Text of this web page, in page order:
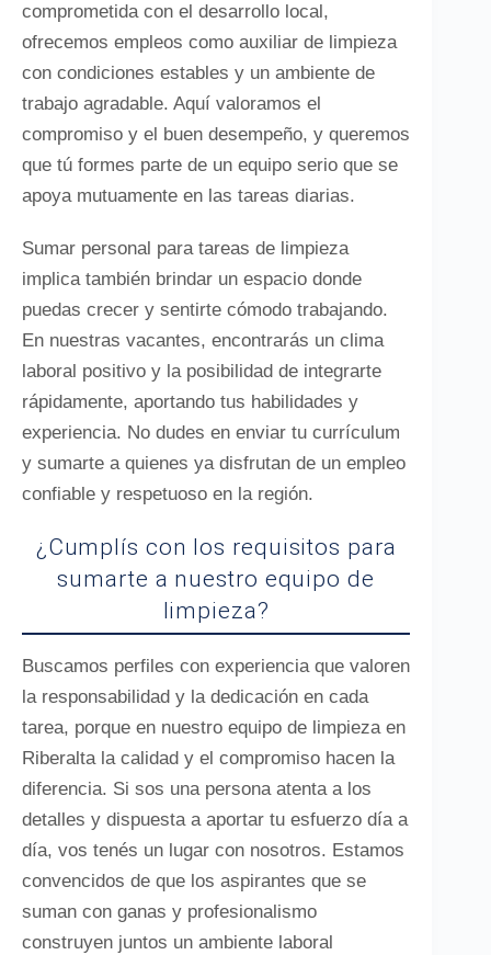
comprometida con el desarrollo local,
ofrecemos empleos como auxiliar de limpieza
con condiciones estables y un ambiente de
trabajo agradable. Aquí valoramos el
compromiso y el buen desempeño, y queremos
que tú formes parte de un equipo serio que se
apoya mutuamente en las tareas diarias.
Sumar personal para tareas de limpieza
implica también brindar un espacio donde
puedas crecer y sentirte cómodo trabajando.
En nuestras vacantes, encontrarás un clima
laboral positivo y la posibilidad de integrarte
rápidamente, aportando tus habilidades y
experiencia. No dudes en enviar tu currículum
y sumarte a quienes ya disfrutan de un empleo
confiable y respetuoso en la región.
¿Cumplís con los requisitos para
sumarte a nuestro equipo de
limpieza?
Buscamos perfiles con experiencia que valoren
la responsabilidad y la dedicación en cada
tarea, porque en nuestro equipo de limpieza en
Riberalta la calidad y el compromiso hacen la
diferencia. Si sos una persona atenta a los
detalles y dispuesta a aportar tu esfuerzo día a
día, vos tenés un lugar con nosotros. Estamos
convencidos de que los aspirantes que se
suman con ganas y profesionalismo
construyen juntos un ambiente laboral